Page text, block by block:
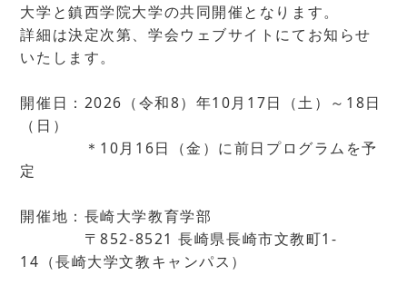
大学と鎮西学院大学の共同開催となります。
詳細は決定次第、学会ウェブサイトにてお知らせ
いたします。
開催日：2026（令和8）年10月17日（土）～18日
（日）
＊10月16日（金）に前日プログラムを予
定
開催地：長崎大学教育学部
〒852-8521 長崎県長崎市文教町1-
14（長崎大学文教キャンパス）